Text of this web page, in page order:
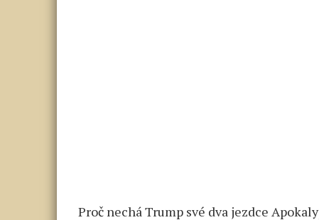
Proč nechá Trump své dva jezdce